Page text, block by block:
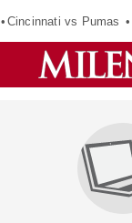
Cincinnati vs Pumas